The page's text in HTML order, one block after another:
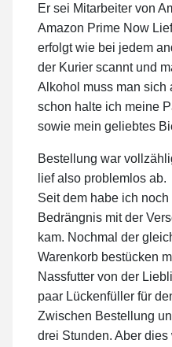
Er sei Mitarbeiter von
Amazon Prime Now
erfolgt wie bei jedem
der Kurier scannt und
Alkohol muss man sich
schon halte ich meine
sowie mein geliebtes
Bestellung war
lief also problemlos ab.
Seit dem habe ich
Bedrängnis mit der
kam. Nochmal der
Warenkorb bestücken
Nassfutter von der
paar Lückenfüller für
Zwischen Bestellung
drei Stunden. Aber